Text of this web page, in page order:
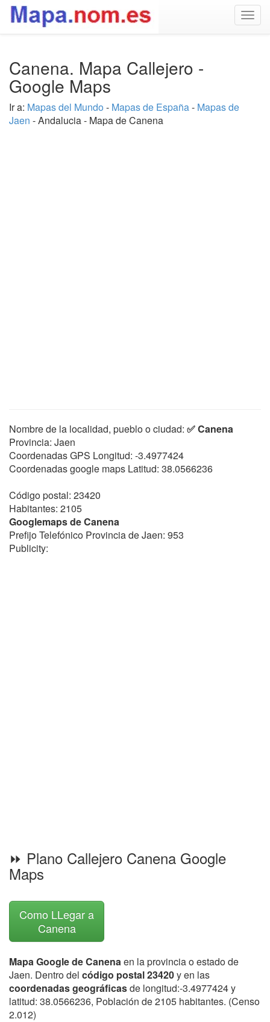
Canena. Mapa Callejero -
Google Maps
Ir a: Mapas del Mundo - Mapas de España- Mapas de
Jaen - Andalucia - Mapa de Canena
Nombre de la localidad, pueblo o ciudad: ✅ Canena
Provincia: Jaen
Coordenadas GPS Longitud: -3.4977424
Coordenadas google maps Latitud: 38.0566236
Código postal: 23420
Habitantes: 2105
Googlemaps de Canena
Prefijo Telefónico Provincia de Jaen: 953
Publicity:
⏩ Plano Callejero Canena Google
Maps
Como LLegar a
Canena
Mapa Google de Canenaen la provincia o estado de
Jaen. Dentro del código postal 23420y en las
coordenadas geográficasde longitud:-3.4977424 y
latitud: 38.0566236, Población de 2105 habitantes. (Censo
2.012)